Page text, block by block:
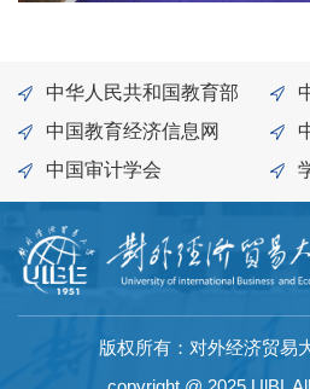
中华人民共和国教育部
中国教育经济信息网
中国审计学会
版权所有：对外经济贸易